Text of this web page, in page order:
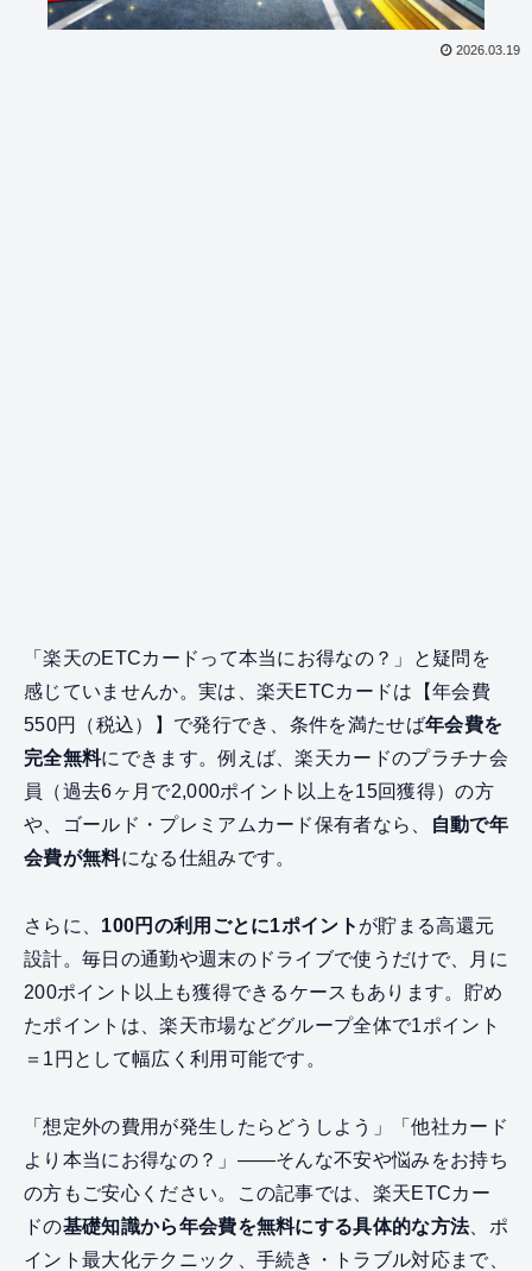
2026.03.19
「楽天のETCカードって本当にお得なの？」と疑問を
感じていませんか。実は、楽天ETCカードは【年会費
550円（税込）】で発行でき、条件を満たせば年会費を
完全無料にできます。例えば、楽天カードのプラチナ会
員（過去6ヶ月で2,000ポイント以上を15回獲得）の方
や、ゴールド・プレミアムカード保有者なら、
自動で年
会費が無料になる仕組みです。
さらに、 100円の利用ごとに1ポイント が貯まる高還元
設計。毎日の通勤や週末のドライブで使うだけで、月に
200ポイント以上も獲得できるケースもあります。貯め
たポイントは、楽天市場などグループ全体で1ポイント
＝1円として幅広く利用可能です。
「想定外の費用が発生したらどうしよう」「他社カード
より本当にお得なの？」——そんな不安や悩みをお持ち
の方もご安心ください。この記事では、楽天ETCカー
ドの基礎知識から年会費を無料にする具体的な方法、ポ
イント最大化テクニック、手続き・トラブル対応まで、